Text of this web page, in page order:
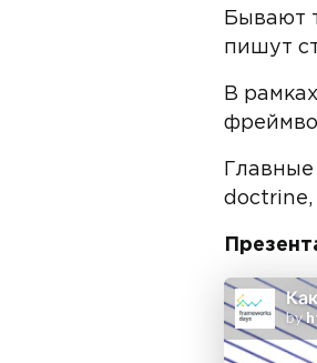
Бывают
пишут
В
doctrine,